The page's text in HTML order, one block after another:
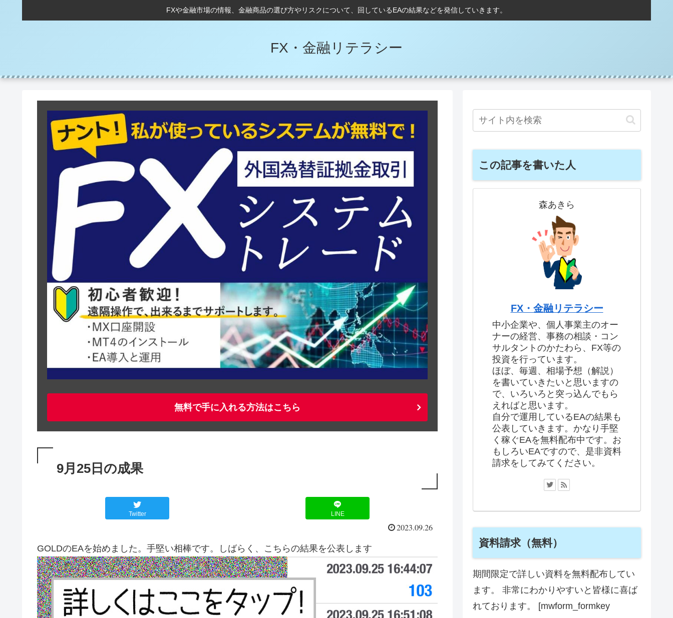
FXや金融市場の情報、金融商品の選び方やリスクについて、回しているEAの結果などを発信していきます。
FX・金融リテラシー
無料で手に入れる方法はこちら
9月25日の成果
Twitter LINE
2023.09.26
GOLDのEAを始めました。手堅い相棒です。しばらく、こちらの結果を公表します
この記事を書いた人
森あきら
FX・金融リテラシー
中小企業や、個人事業主のオー
ナーの経営、事務の相談・コン
サルタントのかたわら、FX等の
投資を行っています。
ほぼ、毎週、相場予想（解説）
を書いていきたいと思いますの
で、いろいろと突っ込んでもら
えればと思います。
自分で運用しているEAの結果も
公表していきます。かなり手堅
く稼ぐEAを無料配布中です。お
もしろいEAですので、是非資料
請求をしてみてください。
資料請求（無料）
期間限定で詳しい資料を無料配布してい
ます。 非常にわかりやすいと皆様に喜ば
れております。 [mwform_formkey